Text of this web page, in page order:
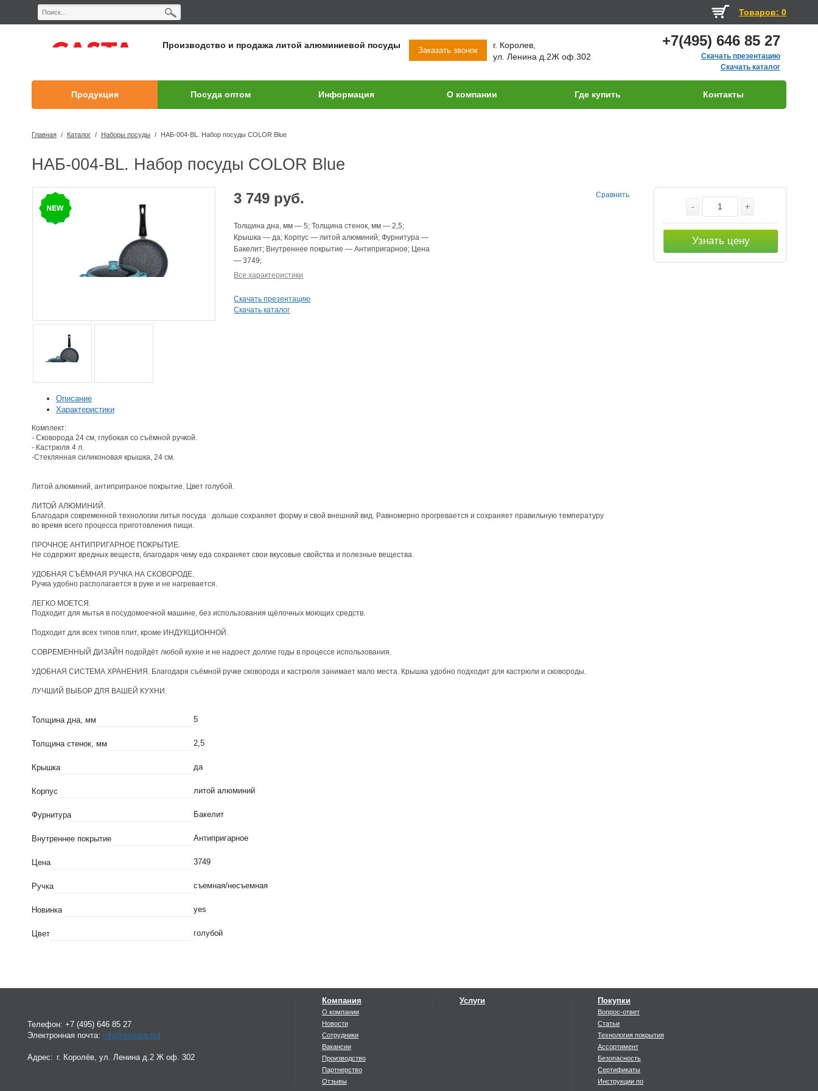
Товаров: 0
Производство и продажа литой алюминиевой посуды
Заказать звонок
г. Королев,
ул. Ленина д.2Ж оф.302
+7(495) 646 85 27
Скачать презентацию
Скачать каталог
Продукция Посуда оптом Информация О компании Где купить Контакты
Главная / Каталог / Наборы посуды / НАБ-004-BL. Набор посуды COLOR Blue
НАБ-004-BL. Набор посуды COLOR Blue
Сравнить
3 749 руб.
Толщина дна, мм —5;Толщина стенок, мм —2,5;
Крышка —да; Корпус —литой алюминий;Фурнитура —
Бакелит; Внутреннее покрытие —Антипригарное; Цена
—3749;
Все характеристики
Скачать презентацию
Скачать каталог
- +
Узнать цену
Описание
Характеристики
Комплект:
- Сковорода 24 см, глубокая со съёмной ручкой.
- Кастрюля 4 л.
-Стеклянная силиконовая крышка, 24 см.
Литой алюминий, антиприграное покрытие. Цвет голубой.
ЛИТОЙ АЛЮМИНИЙ.
Благодаря современной технологии литья посуда дольше сохраняет форму и свой внешний вид. Равномерно прогревается и сохраняет правильную температуру
во время всего процесса приготовления пищи.
ПРОЧНОЕ АНТИПРИГАРНОЕ ПОКРЫТИЕ.
Не содержит вредных веществ, благодаря чему еда сохраняет свои вкусовые свойства и полезные вещества.
УДОБНАЯ СЪЁМНАЯ РУЧКА НА СКОВОРОДЕ.
Ручка удобно располагается в руке и не нагревается.
ЛЕГКО МОЕТСЯ.
Подходит для мытья в посудомоечной машине, без использования щёлочных моющих средств.
Подходит для всех типов плит, кроме ИНДУКЦИОННОЙ.
СОВРЕМЕННЫЙ ДИЗАЙН подойдёт любой кухне и не надоест долгие годы в процессе использования.
УДОБНАЯ СИСТЕМА ХРАНЕНИЯ. Благодаря съёмной ручке сковорода и кастрюля занимает мало места. Крышка удобно подходит для кастрюли и сковороды.
ЛУЧШИЙ ВЫБОР ДЛЯ ВАШЕЙ КУХНИ.
Толщина дна, мм 5
Толщина стенок, мм 2,5
Крышка да
Корпус литой алюминий
Фурнитура Бакелит
Внутреннее покрытие Антипригарное
Цена 3749
Ручка съемная/несъемная
Новинка yes
Цвет голубой
Телефон: +7 (495) 646 85 27
Электронная почта: info@prigara.net
Адрес: г. Королёв, ул. Ленина д.2 Ж оф. 302
Компания
О компании
Новости
Сотрудники
Вакансии
Производство
Партнерство
Отзывы
Услуги Покупки
Вопрос-ответ
Статьи
Технология покрытия
Ассортимент
Безопасность
Сертификаты
Инструкции по